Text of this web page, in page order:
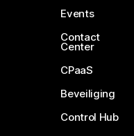
Events
Contact
Center
CPaaS
Beveiliging
Control Hub